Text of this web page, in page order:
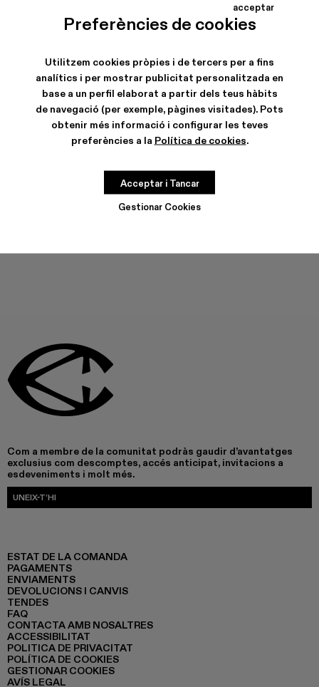
Preferències de cookies
Utilitzem cookies pròpies i de tercers per a fins
analítics i per mostrar publicitat personalitzada en
base a un perfil elaborat a partir dels teus hàbits
de navegació (per exemple, pàgines visitades). Pots
obtenir més informació i configurar les teves
preferències a la Política de cookies.
Gestionar Cookies
acceptar
Acceptar i Tancar
COLORS :
TOSSU - A500005-040
TOSSU - A500005-034
TOSSU X JUNYA WATANABE - A500005-033
Tossu x CONCEPT(K) - A500005-032
Tossu - A500005-031
TOSSU - A500005-028
TOSSU - A500005-
Tossu -Tossu -
Com a membre de la comunitat podràs gaudir d’avantatges
exclusius com descomptes, accés anticipat, invitacions a
esdeveniments i molt més.
UNEIX-T’HI
ESTAT DE LA COMANDA
PAGAMENTS
ENVIAMENTS
DEVOLUCIONS I CANVIS
TENDES
FAQ
CONTACTA AMB NOSALTRES
ACCESSIBILITAT
POLITICA DE PRIVACITAT
POLÍTICA DE COOKIES
GESTIONAR COOKIES
AVÍS LEGAL